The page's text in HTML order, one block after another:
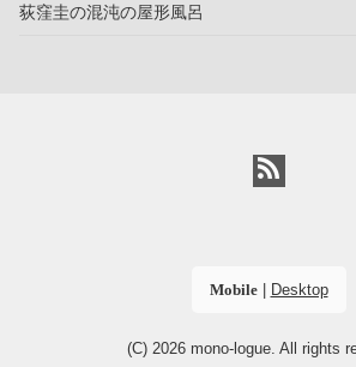
荻窪圭の混沌の屋形風呂
Mobile| Desktop
(C) 2026 mono-logue . All rights